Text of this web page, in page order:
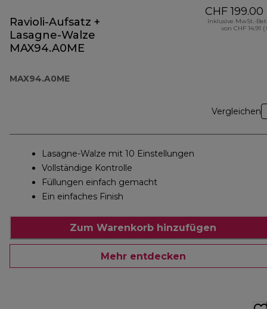
Ravioli-Aufsatz +
Lasagne-Walze
MAX94.A0ME
MAX94.A0ME
CHF 199.00
Inklusive MwSt.-
von CHF 14.91 (
Vergleichen
Lasagne-Walze mit 10 Einstellungen
Vollständige Kontrolle
Füllungen einfach gemacht
Ein einfaches Finish
Zum Warenkorb hinzufügen
Mehr entdecken